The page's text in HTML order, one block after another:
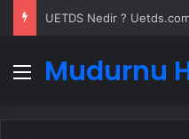
MenüMudurnu